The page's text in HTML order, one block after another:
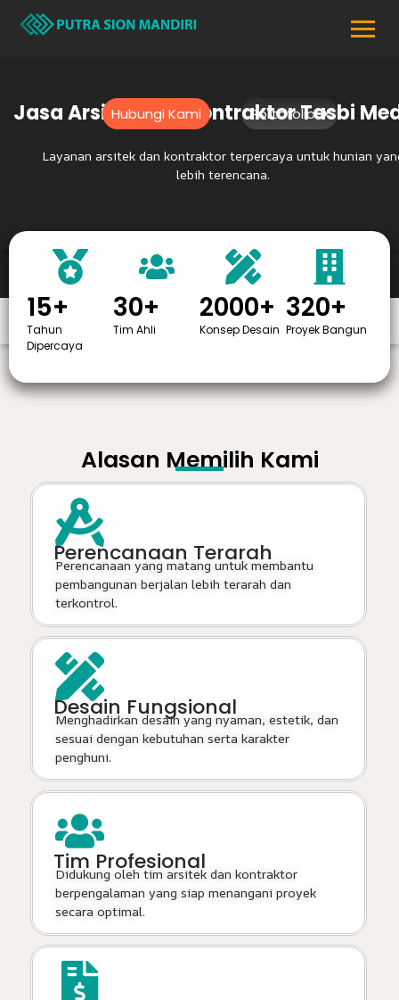
Lewati
Jasa Arsitek dan Kontraktor Tasbi
Layanan arsitek dan kontraktor terpercaya untuk hunian
lebih terencana.
Hubungi Kami Portofolio
15+
Tahun
Dipercaya
30+
Tim Ahli
2000+
Konsep Desain
320+
Proyek Bangun
Alasan Memilih Kami
Perencanaan Terarah
Perencanaan yang matang untuk membantu
pembangunan berjalan lebih terarah dan
terkontrol.
Desain Fungsional
Menghadirkan desain yang nyaman, estetik, dan
sesuai dengan kebutuhan serta karakter
penghuni.
Tim Profesional
Didukung oleh tim arsitek dan kontraktor
berpengalaman yang siap menangani proyek
secara optimal.